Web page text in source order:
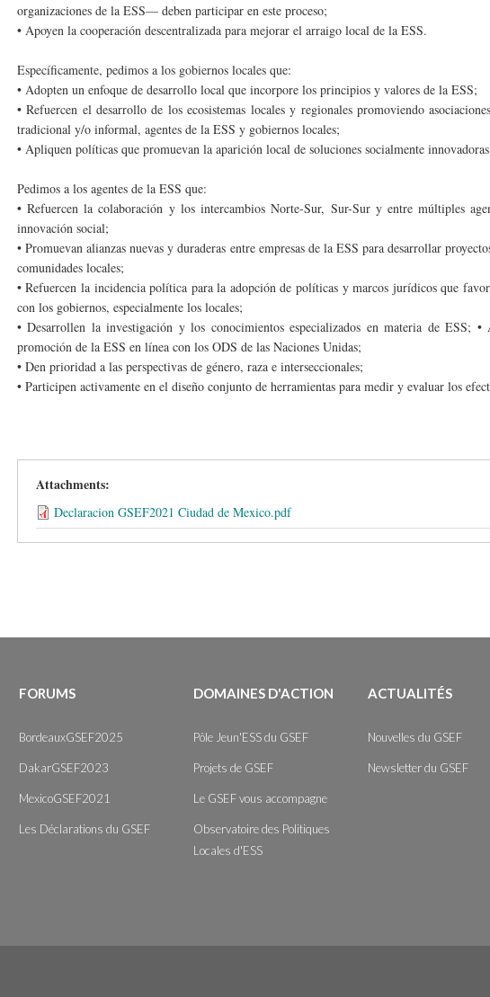
organizaciones de la ESS— deben participar en este proceso;
• Apoyen la cooperación descentralizada para mejorar el arraigo local de la ESS.
Específicamente, pedimos a los gobiernos locales que:
• Adopten un enfoque de desarrollo local que incorpore los principios y valores de la ESS;
• Refuercen el desarrollo de los ecosistemas locales y regionales promoviendo
tradicional y/o informal, agentes de la ESS y gobiernos locales;
• Apliquen políticas que promuevan la aparición local de soluciones socialmente
Pedimos a los agentes de la ESS que:
• Refuercen la colaboración y los intercambios Norte-Sur, Sur-Sur y entre múltiples
innovación social;
• Promuevan alianzas nuevas y duraderas entre empresas de la ESS para desarrollar
comunidades locales;
• Refuercen la incidencia política para la adopción de políticas y marcos jurídicos que
con los gobiernos, especialmente los locales;
• Desarrollen la investigación y los conocimientos especializados en materia de ESS;
promoción de la ESS en línea con los ODS de las Naciones Unidas;
• Den prioridad a las perspectivas de género, raza e interseccionales;
• Participen activamente en el diseño conjunto de herramientas para medir y evaluar los
Attachments:
Declaracion GSEF2021 Ciudad de Mexico.pdf
FORUMS
BordeauxGSEF2025
DakarGSEF2023
MexicoGSEF2021
Les Déclarations du GSEF
DOMAINES D'ACTION
Pôle Jeun'ESS du GSEF
Projets de GSEF
Le GSEF vous accompagne
Observatoire des Politiques
Locales d'ESS
ACTUALITÉS
Nouvelles du GSEF
Newsletter du GSEF